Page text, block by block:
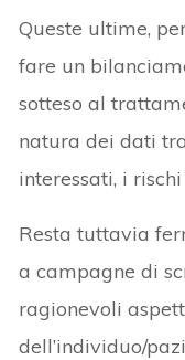
Queste ultime,
fare un
sotteso al
natura dei dati
interessati, i
Resta tuttavia
a campagne di
ragionevoli
dell’individuo/